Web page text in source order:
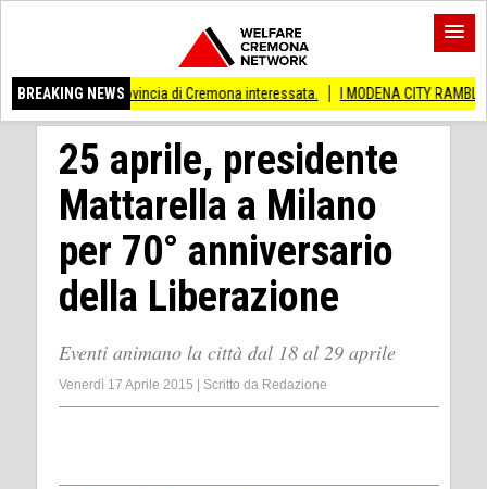
BREAKING NEWS
provincia di Cremona interessata. I MODENA CITY RAMBLERS ARRIVANO A
25 aprile, presidente
Mattarella a Milano
per 70° anniversario
della Liberazione
Eventi animano la città dal 18 al 29 aprile
Venerdì 17 Aprile 2015 Scritto da Redazione